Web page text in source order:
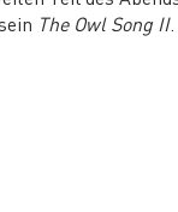
The Owl Song II.